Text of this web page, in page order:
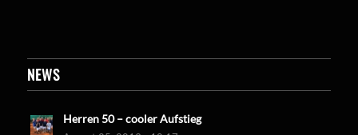
NEWS
Herren 50 – cooler Aufstieg